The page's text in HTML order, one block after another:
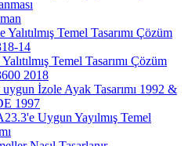
Temel Tasarımı Çözüm
14
Temel Tasarımı Çözüm
2018
İzole Ayak Tasarımı 1992 &
1997
Uygun Yayılmış Temel